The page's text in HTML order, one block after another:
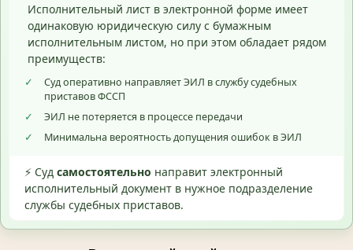
Исполнительный лист в электронной форме имеет
одинаковую юридическую силу с бумажным
исполнительным листом, но при этом обладает рядом
преимуществ:
✓
Суд оперативно направляет ЭИЛ в службу судебных
приставов ФССП
✓
ЭИЛ не потеряется в процессе передачи
✓
Минимальна вероятность допущения ошибок в ЭИЛ
⚡ Суд самостоятельно направит электронный
исполнительный документ в нужное подразделение
службы судебных приставов.